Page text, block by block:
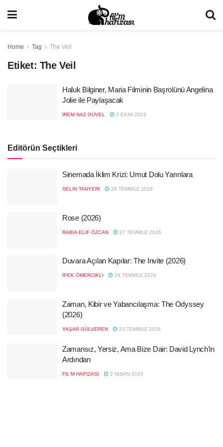
Home Tag The Veil
Etiket: The Veil
Haluk Bilginer, Maria Filminin Başrolünü Angelina
Jolie ile Paylaşacak
İREM NAZ GÜVEL 2 EKIM 2023
Editörün Seçtikleri
Sinemada İklim Krizi: Umut Dolu Yarınlara
SELIN TANYERI 29 TEMMUZ 2026
Rose (2026)
RABIA ELIF ÖZCAN 27 TEMMUZ 2026
Duvara Açılan Kapılar: The Invite (2026)
İPEK ÖMERCIKLI 26 TEMMUZ 2026
Zaman, Kibir ve Yabancılaşma: The Odyssey
(2026)
YAŞAR GÜLVEREN 23 TEMMUZ 2026
Zamansız, Yersiz, Ama Bize Dair: David Lynch’in
Ardından
FIL'M HAFIZASI 2 NISAN 2025